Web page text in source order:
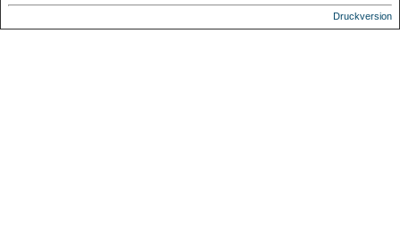
Druckversion